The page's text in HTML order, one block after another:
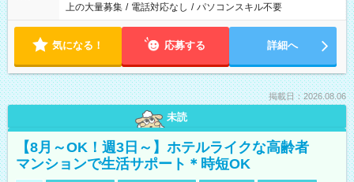
上の大量募集 / 電話対応なし / パソコンスキル不要
気になる！ 応募する 詳細へ
掲載日：2026.08.06
未読
【8月～OK！週3日～】ホテルライクな高齢者
マンションで生活サポート＊時短OK